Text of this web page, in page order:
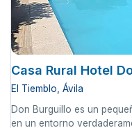
Casa Rural Hotel
El Tiemblo, Ávila
Don Burguillo es un
en un entorno